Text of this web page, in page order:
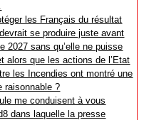
les Français du résultat
se produire juste avant
2027 sans qu’elle ne puisse
alors que les actions de l’Etat
les Incendies ont montré une
raisonnable ?
me conduisent à vous
dans laquelle la presse